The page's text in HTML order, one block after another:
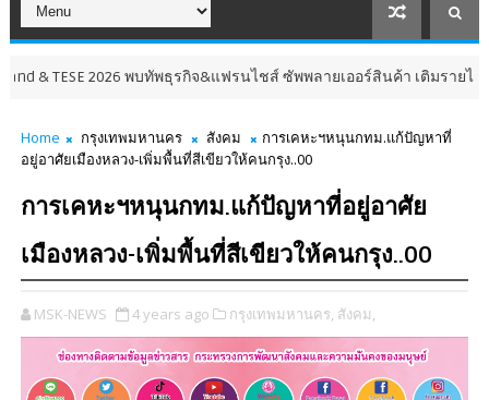
2026 พบทัพธุรกิจ&แฟรนไชส์ ซัพพลายเออร์สินค้า เติมรายได้ช่วยเศรษ
Home กรุงเทพมหานคร สังคม
การเคหะฯหนุนกทม.แก้ปัญหาที่
อยู่อาศัยเมืองหลวง-เพิ่มพื้นที่สีเขียวให้คนกรุง..00
การเคหะฯหนุนกทม.แก้ปัญหาที่อยู่อาศัย
เมืองหลวง-เพิ่มพื้นที่สีเขียวให้คนกรุง..00
MSK-NEWS 4 years ago กรุงเทพมหานคร, สังคม,